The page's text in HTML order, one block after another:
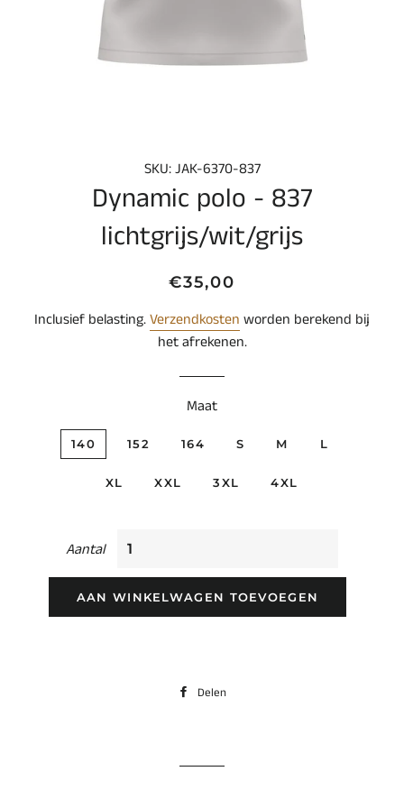
SKU: JAK-6370-837
Dynamic polo - 837
lichtgrijs/wit/grijs
Normale
Aanbiedingsprijs
€35,00
Inclusief belasting.Verzendkosten worden berekend bij
het afrekenen.
Maat
140 152 164 S M L
XL XXL 3XL 4XL
Aantal
AAN WINKELWAGEN TOEVOEGEN
Delen